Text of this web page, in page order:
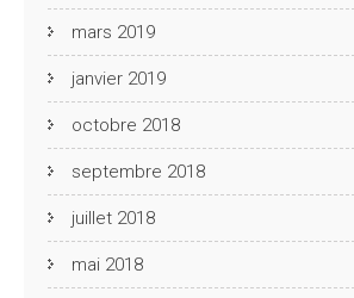
mars 2019
janvier 2019
octobre 2018
septembre 2018
juillet 2018
mai 2018